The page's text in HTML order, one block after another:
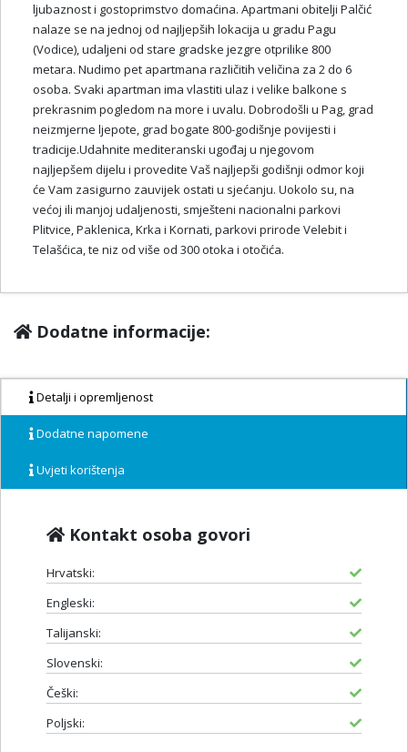
ljubaznost i gostoprimstvo domaćina. Apartmani obitelji Palčić
nalaze se na jednoj od najljepših lokacija u gradu Pagu
(Vodice), udaljeni od stare gradske jezgre otprilike 800
metara. Nudimo pet apartmana različitih veličina za 2 do 6
osoba. Svaki apartman ima vlastiti ulaz i velike balkone s
prekrasnim pogledom na more i uvalu. Dobrodošli u Pag, grad
neizmjerne ljepote, grad bogate 800-godišnje povijesti i
tradicije.Udahnite mediteranski ugođaj u njegovom
najljepšem dijelu i provedite Vaš najljepši godišnji odmor koji
će Vam zasigurno zauvijek ostati u sjećanju. Uokolo su, na
većoj ili manjoj udaljenosti, smješteni nacionalni parkovi
Plitvice, Paklenica, Krka i Kornati, parkovi prirode Velebit i
Telašćica, te niz od više od 300 otoka i otočića.
Dodatne informacije:
Detalji i opremljenost
Dodatne napomene
Uvjeti korištenja
Kontakt osoba govori
Hrvatski:
Engleski:
Talijanski:
Slovenski:
Češki:
Poljski: